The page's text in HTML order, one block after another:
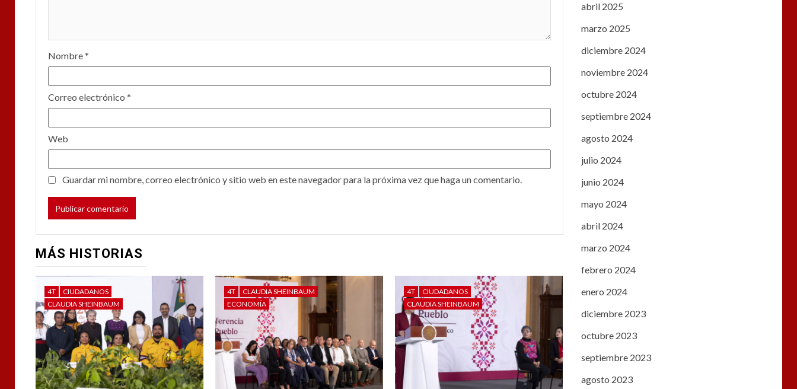
Nombre*
Correo electrónico *
Web
Guardar mi nombre, correo electrónico y sitio web en este navegador para la próxima vez que haga un comentario.
MÁS HISTORIAS
4T
CIUDADANOS
CLAUDIA SHEINBAUM
4T
CLAUDIA SHEINBAUM
ECONOMÍA
4T
CIUDADANOS
CLAUDIA SHEINBAUM
abril 2025
marzo 2025
diciembre 2024
noviembre 2024
octubre 2024
septiembre 2024
agosto 2024
julio 2024
junio 2024
mayo 2024
abril 2024
marzo 2024
febrero 2024
enero 2024
diciembre 2023
octubre 2023
septiembre 2023
agosto 2023